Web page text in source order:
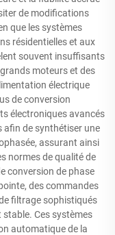
de modifications
que les systèmes
résidentielles et aux
souvent insuffisants
moteurs et des
électrique
de conversion
électroniques avancés
afin de synthétiser une
assurant ainsi
normes de qualité de
conversion de phase
des commandes
filtrage sophistiqués
Ces systèmes
automatique de la